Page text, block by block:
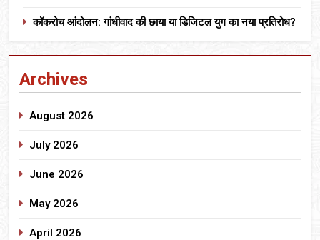
कॉकरोच आंदोलन: गांधीवाद की छाया या डिजिटल युग का नया प्रतिरोध?
Archives
August 2026
July 2026
June 2026
May 2026
April 2026